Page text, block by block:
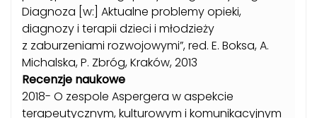
Diagnoza [w:] Aktualne problemy opieki,
diagnozy i terapii dzieci i młodzieży
z zaburzeniami rozwojowymi”, red. E. Boksa, A.
Michalska, P. Zbróg, Kraków, 2013
Recenzje naukowe
2018- O zespole Aspergera w aspekcie
terapeutycznym, kulturowym i komunikacyjnym